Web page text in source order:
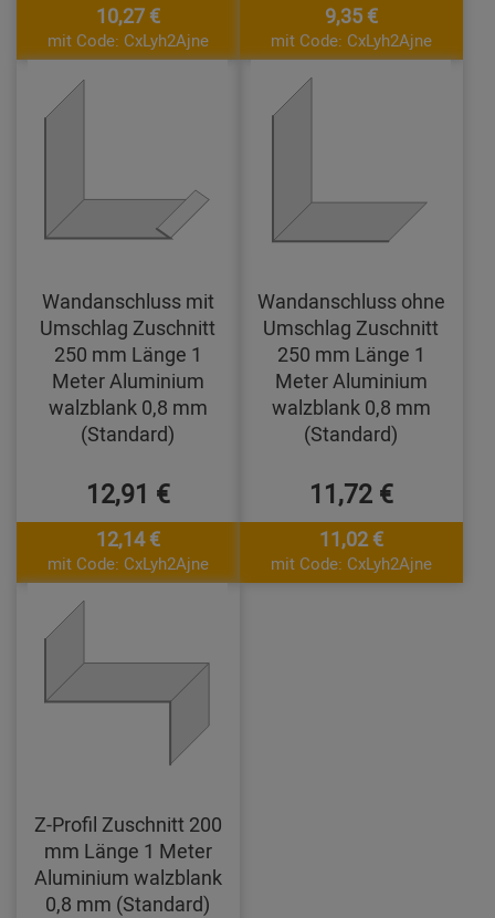
10,27 €
mit Code: CxLyh2Ajne
9,35 €
mit Code: CxLyh2Ajne
Wandanschluss mit
Umschlag Zuschnitt
250 mm Länge 1
Meter Aluminium
walzblank 0,8 mm
(Standard)
12,91 €
12,14 €
mit Code: CxLyh2Ajne
Wandanschluss ohne
Umschlag Zuschnitt
250 mm Länge 1
Meter Aluminium
walzblank 0,8 mm
(Standard)
11,72 €
11,02 €
mit Code: CxLyh2Ajne
Z-Profil Zuschnitt 200
mm Länge 1 Meter
Aluminium walzblank
0,8 mm (Standard)